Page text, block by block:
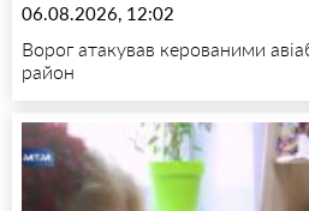
06.08.2026, 12:02
Ворог атакував керованими
район